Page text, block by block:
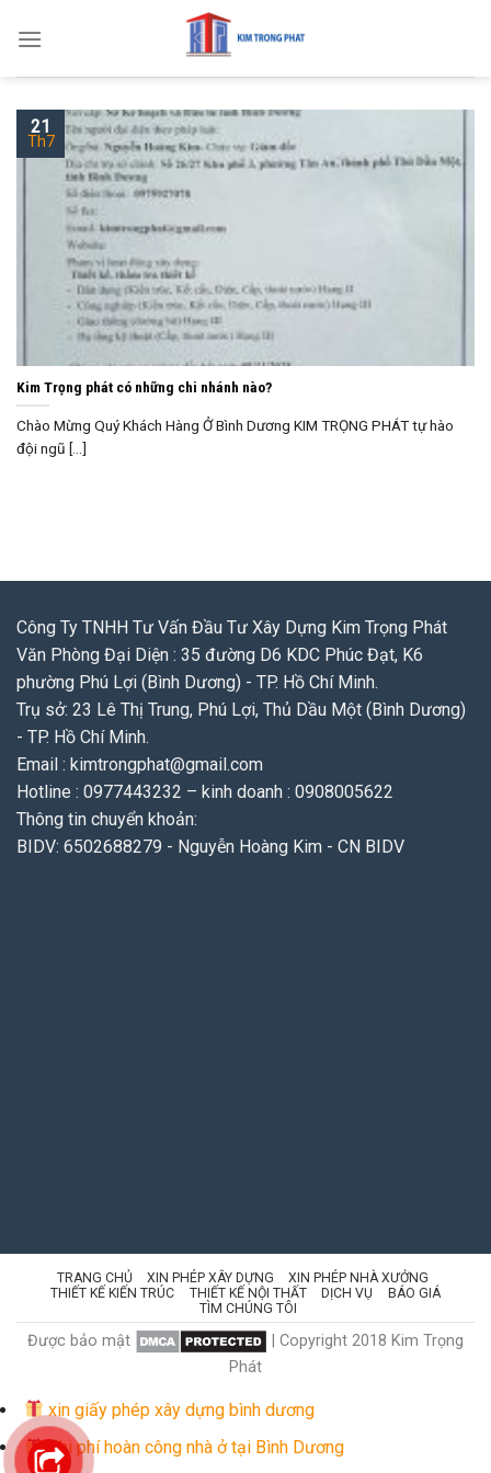
Kim Trọng phát có những chi nhánh nào?
Chào Mừng Quý Khách Hàng Ở Bình Dương KIM TRỌNG PHÁT tự hào
đội ngũ [...]
21
Th7
Công Ty TNHH Tư Vấn Đầu Tư Xây Dựng Kim Trọng Phát
Văn Phòng Đại Diện : 35 đường D6 KDC Phúc Đạt, K6
phường Phú Lợi (Bình Dương) - TP. Hồ Chí Minh.
Trụ sở: 23 Lê Thị Trung, Phú Lợi, Thủ Dầu Một (Bình Dương)
- TP. Hồ Chí Minh.
Email : kimtrongphat@gmail.com
Hotline : 0977443232 – kinh doanh : 0908005622
Thông tin chuyển khoản:
BIDV: 6502688279 - Nguyễn Hoàng Kim - CN BIDV
TRANG CHỦ XIN PHÉP XÂY DỰNG
XIN PHÉP NHÀ XƯỞNG
THIẾT KẾ KIẾN TRÚC
THIẾT KẾ NỘI THẤT DỊCH VỤ
BÁO GIÁ
TÌM CHÚNG TÔI
Được bảo mật
| Copyright 2018 Kim Trọng
Phát
xin giấy phép xây dựng bình dương
Chi phí hoàn công nhà ở tại Bình Dương